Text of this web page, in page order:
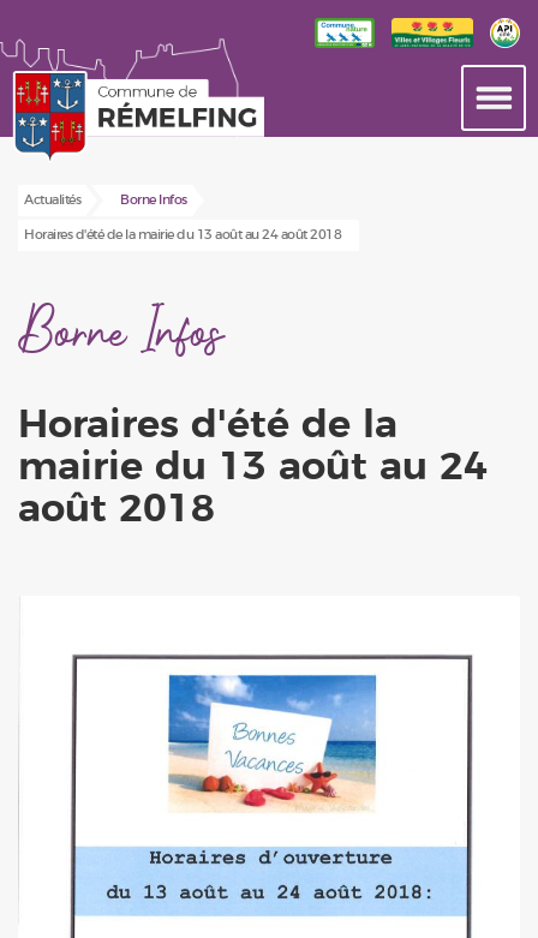
Actualités Borne Infos
Horaires d'été de la mairie du 13 août au 24 août 2018
Borne Infos
Horaires d'été de la
mairie du 13 août au 24
août 2018